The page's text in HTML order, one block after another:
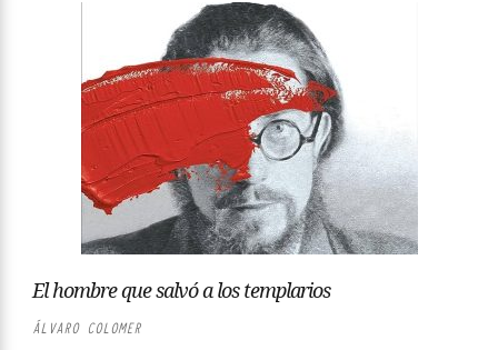
El hombre que salvó a los templarios
ÁLVARO COLOMER